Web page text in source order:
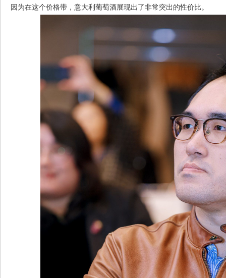
因为在这个价格带，意大利葡萄酒展现出了非常突出的性价比。